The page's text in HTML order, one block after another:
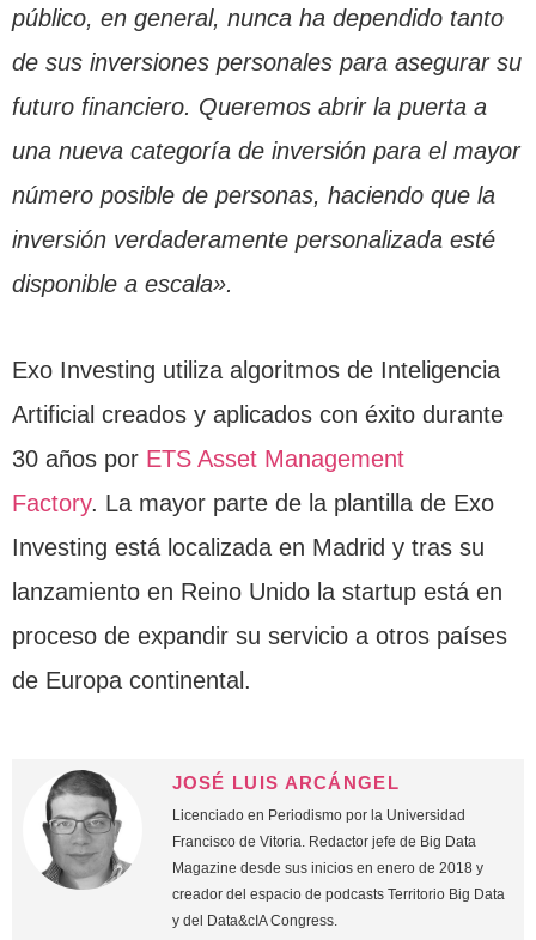
público, en general, nunca ha dependido tanto
de sus inversiones personales para asegurar su
futuro financiero. Queremos abrir la puerta a
una nueva categoría de inversión para el mayor
número posible de personas, haciendo que la
inversión verdaderamente personalizada esté
disponible a escala».
Exo Investing utiliza algoritmos de Inteligencia
Artificial creados y aplicados con éxito durante
30 años por ETS Asset Management
Factory. La mayor parte de la plantilla de Exo
Investing está localizada en Madrid y tras su
lanzamiento en Reino Unido la startup está en
proceso de expandir su servicio a otros países
de Europa continental.
JOSÉ LUIS ARCÁNGEL
Licenciado en Periodismo por la Universidad
Francisco de Vitoria. Redactor jefe de Big Data
Magazine desde sus inicios en enero de 2018 y
creador del espacio de podcasts Territorio Big Data
y del Data&cIA Congress.